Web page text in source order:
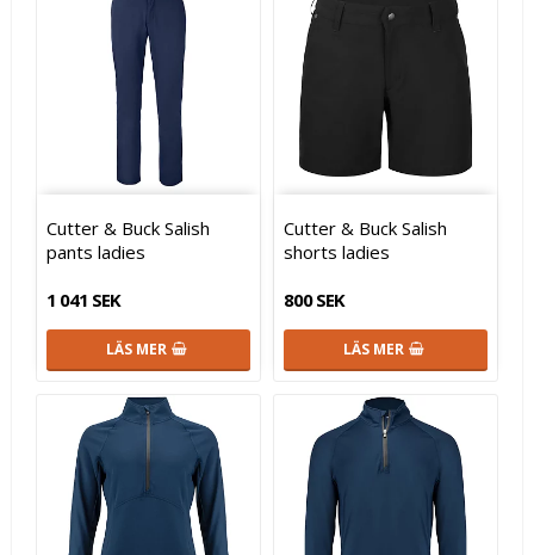
Cutter & Buck Salish
pants ladies
1 041 SEK
LÄS MER
Cutter & Buck Salish
shorts ladies
800 SEK
LÄS MER